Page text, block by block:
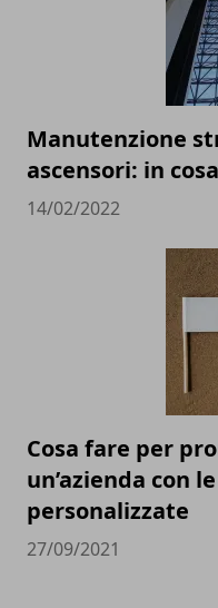
Manutenzione
ascensori: in
14/02/2022
Cosa fare per
un’azienda con
personalizzate
27/09/2021